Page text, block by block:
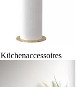
Küchenaccessoires